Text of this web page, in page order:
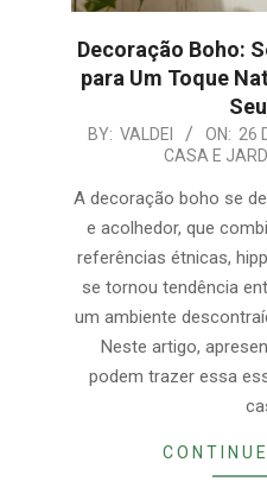
Decoração Boho:
para Um Toque
2026-
26
BY: VALDEI ON: 26
CASA E
A decoração boho se
e acolhedor, que
referências étnicas,
se tornou tendência
um ambiente
Neste artigo,
podem trazer essa